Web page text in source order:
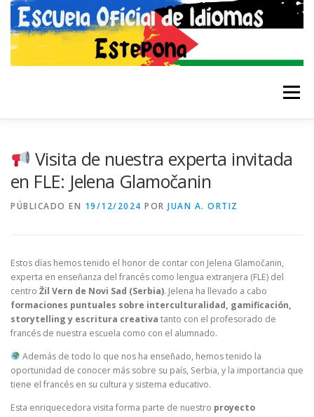
Saltar
contenido
Menú
Visita de nuestra experta invitada
en FLE: Jelena Glamočanin
PÚBLICADO EN 19/12/2024 POR JUAN A. ORTIZ
Estos días hemos tenido el honor de contar con Jelena Glamočanin,
experta en enseñanza del francés como lengua extranjera (FLE) del
centro Žil Vern de Novi Sad (Serbia). Jelena ha llevado a cabo
formaciones puntuales sobre interculturalidad, gamificación,
storytelling y escritura creativa tanto con el profesorado de
francés de nuestra escuela como con el alumnado.
Además de todo lo que nos ha enseñado, hemos tenido la
oportunidad de conocer más sobre su país, Serbia, y la importancia que
tiene el francés en su cultura y sistema educativo.
Esta enriquecedora visita forma parte de nuestro proyecto